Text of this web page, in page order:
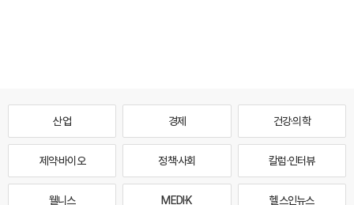
산업 경제 건강·의학
제약·바이오 정책·사회 칼럼·인터뷰
웰니스 MEDI·K 헬스인뉴스